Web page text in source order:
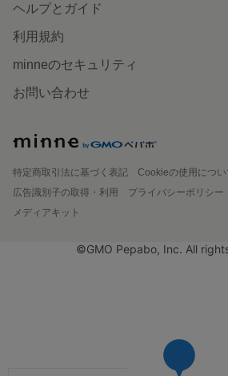
ヘルプとガイド
利用規約
minneのセキュリティ
お問い合わせ
特定商取引法に基づく表記
Cookieの使用につい
広告識別子の取得・利用
プライバシーポリシー
メディアキット
©GMO Pepabo, Inc. All